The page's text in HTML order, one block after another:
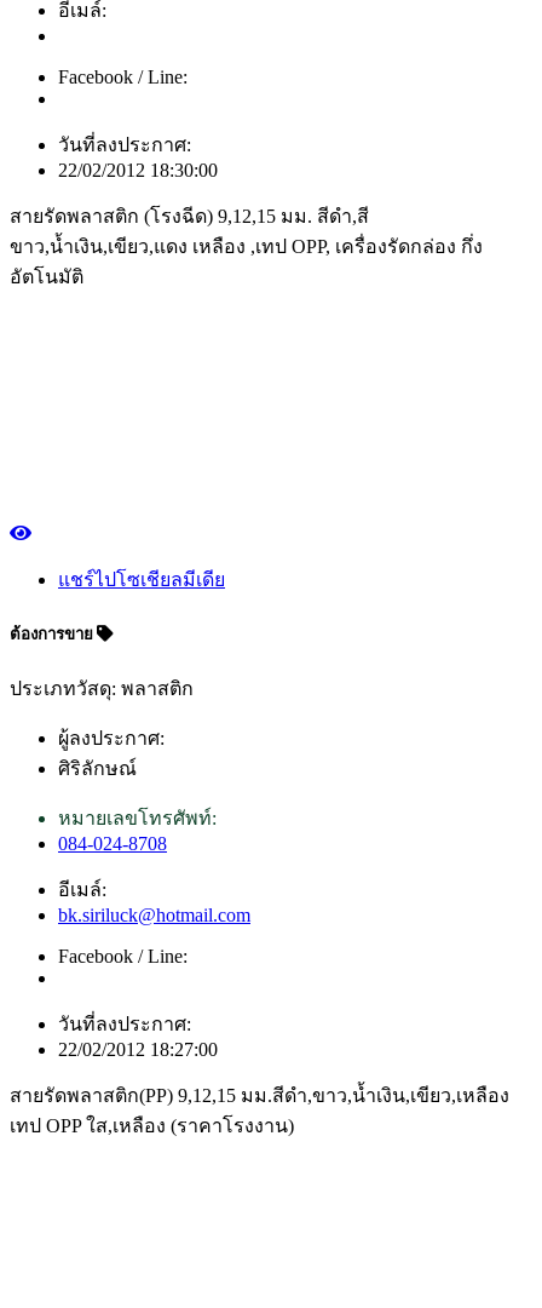
อีเมล์:
Facebook / Line:
วันที่ลงประกาศ:
22/02/2012 18:30:00
สายรัดพลาสติก (โรงฉีด) 9,12,15 มม. สีดำ,สี
ขาว,น้ำเงิน,เขียว,แดง เหลือง ,เทป OPP, เครื่องรัดกล่อง กึ่ง
อัตโนมัติ
แชร์ไปโซเชียลมีเดีย
ต้องการขาย
ประเภทวัสดุ: พลาสติก
ผู้ลงประกาศ:
ศิริลักษณ์
หมายเลขโทรศัพท์:
084-024-8708
อีเมล์:
bk.siriluck@hotmail.com
Facebook / Line:
วันที่ลงประกาศ:
22/02/2012 18:27:00
สายรัดพลาสติก(PP) 9,12,15 มม.สีดำ,ขาว,น้ำเงิน,เขียว,เหลือง
เทป OPP ใส,เหลือง (ราคาโรงงาน)